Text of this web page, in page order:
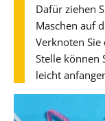
Dafür ziehen
Maschen auf
Verknoten Sie
Stelle können
leicht